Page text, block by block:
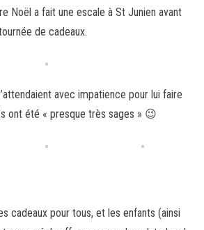
Noël a fait une escale à St Junien avant
de cadeaux.
avec impatience pour lui faire
ont été « presque très sages » 😉
cadeaux pour tous, et les enfants (ainsi